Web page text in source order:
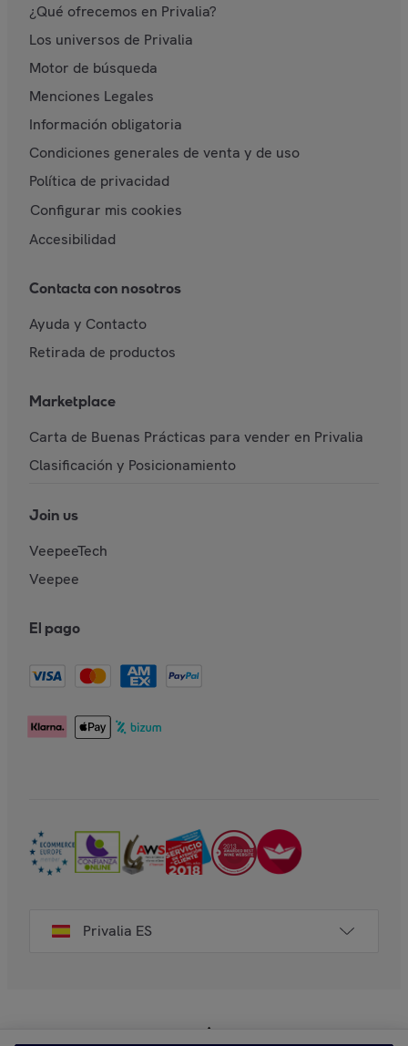
¿Qué ofrecemos en Privalia?
Los universos de Privalia
Motor de búsqueda
Menciones Legales
Información obligatoria
Condiciones generales de venta y de uso
Política de privacidad
Configurar mis cookies
Accesibilidad
Contacta con nosotros
Ayuda y Contacto
Retirada de productos
Marketplace
Carta de Buenas Prácticas para vender en Privalia
Clasificación y Posicionamiento
Join us
VeepeeTech
Veepee
El pago
Privalia ES